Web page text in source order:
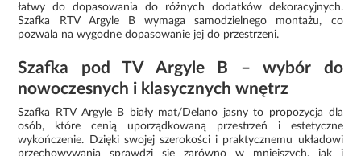
łatwy do dopasowania do różnych dodatków dekoracyjnych.
Szafka RTV Argyle B wymaga samodzielnego montażu, co
pozwala na wygodne dopasowanie jej do przestrzeni.
Szafka pod TV Argyle B – wybór do
nowoczesnych i klasycznych wnętrz
Szafka RTV Argyle B biały mat/Delano jasny to propozycja dla
osób, które cenią uporządkowaną przestrzeń i estetyczne
wykończenie. Dzięki swojej szerokości i praktycznemu układowi
przechowywania sprawdzi się zarówno w mniejszych, jak i